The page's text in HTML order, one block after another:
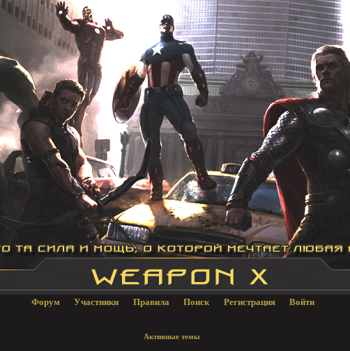
Форум Участники Правила Поиск Регистрация Войти
Активные темы